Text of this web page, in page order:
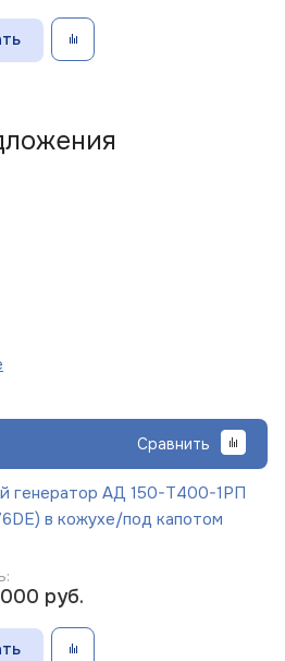
Сравнить
генератор АД 150-Т400-1РП
в кожухе/под капотом
000 руб.